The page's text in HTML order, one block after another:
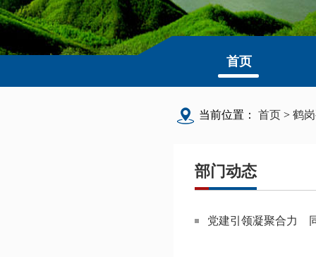
首页
当前位置： 首页 > 鹤
部门动态
党建引领凝聚合力